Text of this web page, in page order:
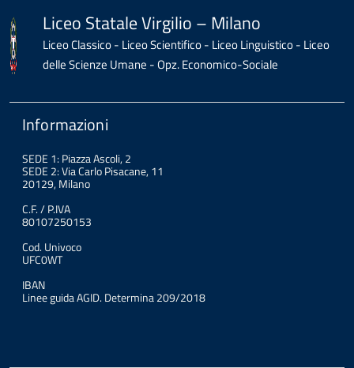
Liceo Statale Virgilio – Milano
Liceo Classico - Liceo Scientifico - Liceo Linguistico - Liceo
delle Scienze Umane - Opz. Economico-Sociale
Informazioni
SEDE 1: Piazza Ascoli, 2
SEDE 2: Via Carlo Pisacane, 11
20129, Milano
C.F. / P.IVA
80107250153
Cod. Univoco
UFC0WT
IBAN
Linee guida AGID. Determina 209/2018